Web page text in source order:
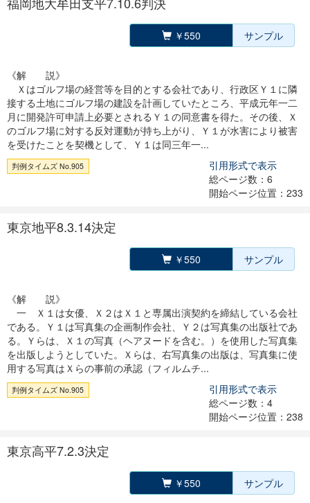
￥550 サンプル
《解 説》
Ｘはゴルフ場の経営等を目的とする会社であり、行政区Ｙ１に隣
接する土地にゴルフ場の建設を計画していたところ、平成元年一二
月に開発許可申請上必要とされるＹ１の同意書を得た。その後、Ｘ
のゴルフ場に対する反対運動が持ち上がり、Ｙ１が水害により被害
を受けたことを契機として、Ｙ１は同三年一...
判例タイムズ No.905
引用形式で表示
総ページ数：6
開始ページ位置：233
東京地平8.3.14決定
￥550 サンプル
《解 説》
一 Ｘ１は女優、Ｘ２はＸ１と専属出演契約を締結している会社
である。Ｙ１は写真集の企画制作会社、Ｙ２は写真集の出版社であ
る。Ｙらは、Ｘ１の写真（ヘアヌードを含む。）を使用した写真集
を出版しようとしていた。Ｘらは、右写真集の出版は、写真集に使
用する写真はＸらの事前の承認（フィルムチ...
判例タイムズ No.905
引用形式で表示
総ページ数：4
開始ページ位置：238
東京高平7.2.3決定
￥550 サンプル